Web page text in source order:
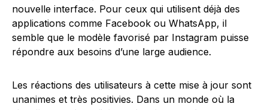
nouvelle interface. Pour ceux qui utilisent déjà des
applications comme Facebook ou WhatsApp, il
semble que le modèle favorisé par Instagram puisse
répondre aux besoins d’une large audience.
Les réactions des utilisateurs à cette mise à jour sont
unanimes et très positivies. Dans un monde où la